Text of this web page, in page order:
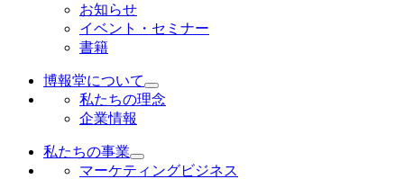
お知らせ
イベント・セミナー
書籍
博報堂について
私たちの理念
企業情報
私たちの事業
マーケティングビジネス